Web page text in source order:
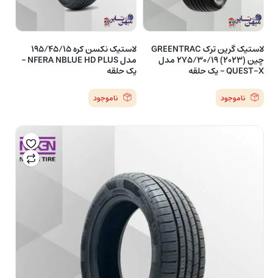
لاستیک گرین ترک GREENTRAC
چین (2023) 275/30/19 مدل
QUEST-X – یک حلقه
ناموجود
لاستیک نکسن کره 195/45/15
مدل NFERA NBLUE HD PLUS –
یک حلقه
ناموجود